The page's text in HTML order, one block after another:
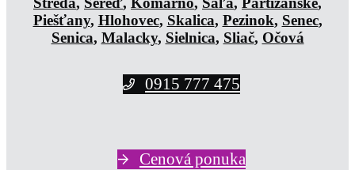
Piešťany, Hlohovec, Skalica, Pezinok, Senec,
Senica, Malacky, Sielnica, Sliač, Očová
0915 777 475
Cenová ponuka